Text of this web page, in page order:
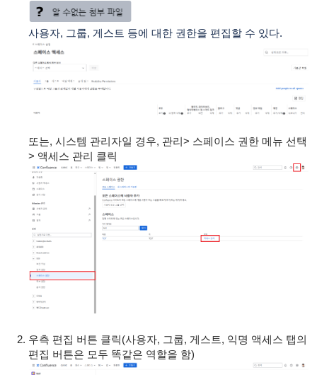
사용자, 그룹, 게스트 등에 대한 권한을 편집할 수 있다.
또는, 시스템 관리자일 경우, 관리> 스페이스 권한 메뉴 선택
> 액세스 관리 클릭
우측 편집 버튼 클릭(사용자, 그룹, 게스트, 익명 액세스 탭의
편집 버튼은 모두 똑같은 역할을 함)